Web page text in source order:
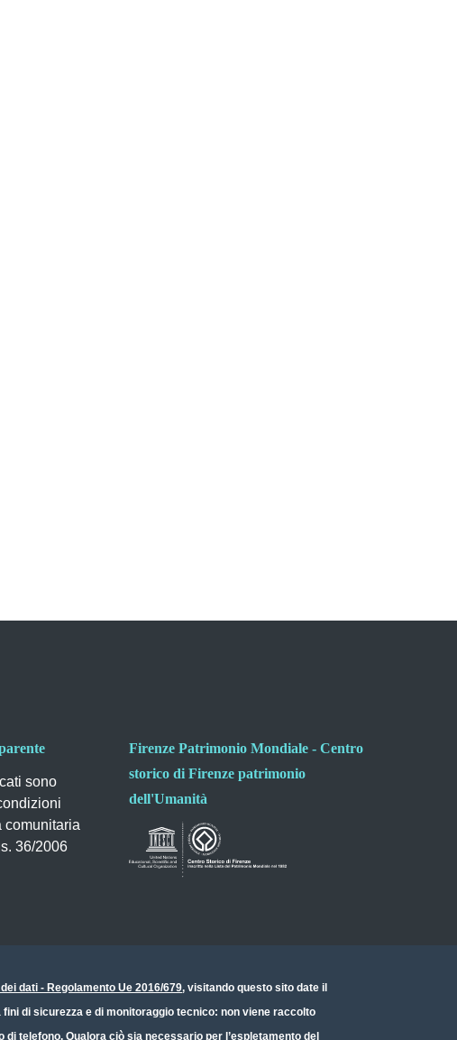
sono
comunitaria
36/2006
Firenze Patrimonio Mondiale - Centro
storico di Firenze patrimonio
dell'Umanità
dati - Regolamento Ue 2016/679, visitando questo sito date il
di sicurezza e di monitoraggio tecnico: non viene raccolto
telefono. Qualora ciò sia necessario per l’espletamento del